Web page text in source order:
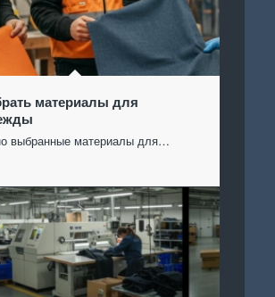
материалы для
выбранные материалы для…